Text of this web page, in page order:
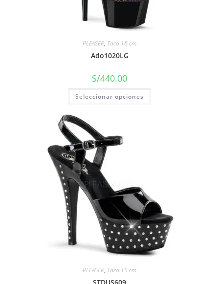
PLEASER, Taco 18 cm
Ado1020LG
S/440.00
Seleccionar opciones
PLEASER, Taco 15 cm